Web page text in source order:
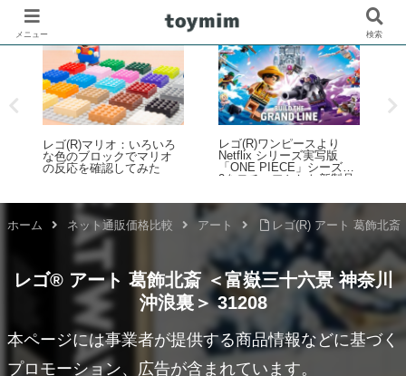
レゴ(R)マリオ：いろいろ
な色のブロックでマリオ
の反応を確認してみた
レゴ(R)ワンピースより
Netflix シリーズ実写版
「ONE PIECE」シーズン
2をモチーフとした新製品
月9日予約開始・8月1日発
ホーム ネット通販価格比較 アート レゴ(R) アート 葛飾北
レゴ® アート 葛飾北斎 ＜富嶽三十六景 神奈川
沖浪裏＞ 31208
本ページには事業者が提供する商品情報などに基づく
プロモーション、広告が含まれています。
メニュー 検索